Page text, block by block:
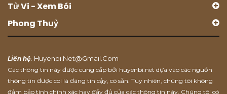
Tử Vi - Xem Bói
Phong Thuỷ
Liên hệ: Huyenbi.net@gmail.com
Các thông tin này được cung cấp bởi huyenbi.net dựa vào các nguồn
thông tin được coi là đáng tin cậy, có sẵn. Tuy nhiên, chúng tôi không
đảm bảo tính chính xác hay đầy đủ của các thông tin này. Chúng tôi có